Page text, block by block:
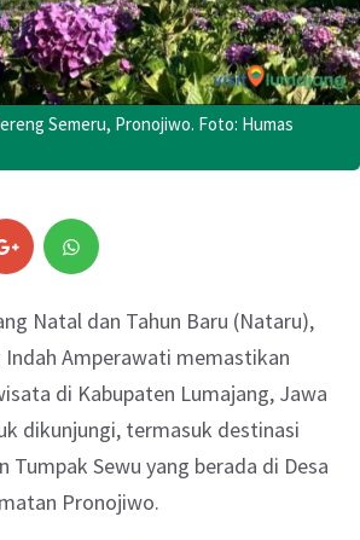
Semeru, Pronojiwo. Foto: Humas
Natal dan Tahun Baru (Nataru),
Indah Amperawati memastikan
di Kabupaten Lumajang, Jawa
dikunjungi, termasuk destinasi
Tumpak Sewu yang berada di Desa
Pronojiwo.